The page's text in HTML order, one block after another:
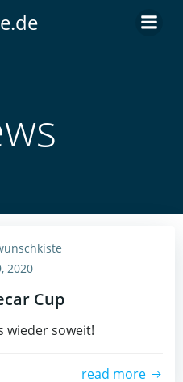
Inhalt
2020
Cup
wieder soweit!
read more